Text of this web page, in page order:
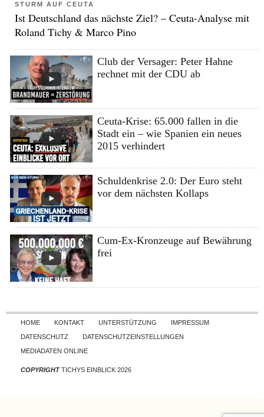
STURM AUF CEUTA
Ist Deutschland das nächste Ziel? – Ceuta-Analyse mit
Roland Tichy & Marco Pino
Club der Versager: Peter Hahne
rechnet mit der CDU ab
Ceuta-Krise: 65.000 fallen in die
Stadt ein – wie Spanien ein neues
2015 verhindert
Schuldenkrise 2.0: Der Euro steht
vor dem nächsten Kollaps
Cum-Ex-Kronzeuge auf Bewährung
frei
Skip to content
HOME KONTAKT UNTERSTÜTZUNG
IMPRESSUM
DATENSCHUTZ
DATENSCHUTZEINSTELLUNGEN
MEDIADATEN ONLINE
COPYRIGHTTICHYS EINBLICK 2026